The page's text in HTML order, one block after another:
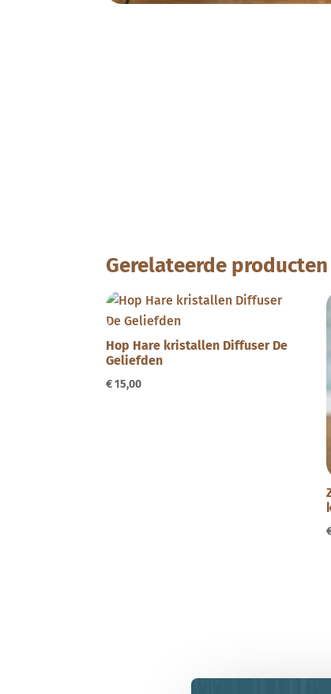
Gerelateerde producten
Hop Hare kristallen Diffuser De
Geliefden
€15,00